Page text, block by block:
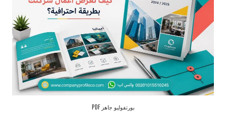
بورتفوليو جاهز PDF